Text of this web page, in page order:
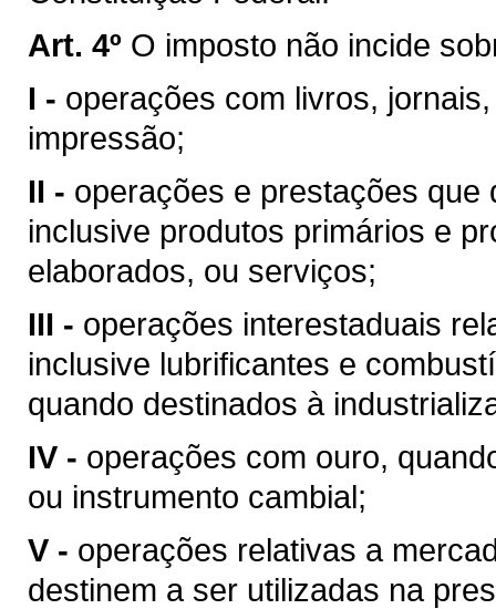
Art. 4º O imposto não incide
I - operações com livros,
impressão;
II - operações e prestações
inclusive produtos primários e
elaborados, ou serviços;
III - operações interestaduais
inclusive lubrificantes e
quando destinados à
IV - operações com ouro,
ou instrumento cambial;
V - operações relativas a
destinem a ser utilizadas na